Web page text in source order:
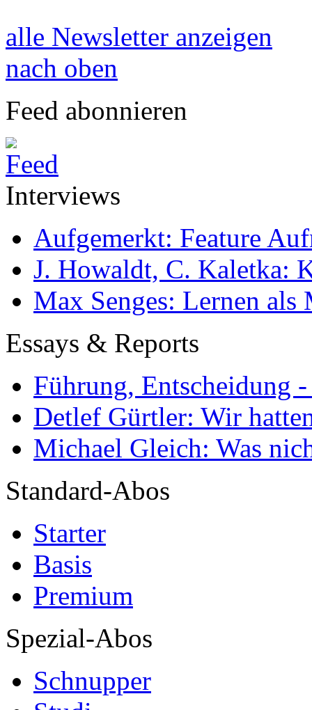
alle Newsletter anzeigen
nach oben
Feed abonnieren
Interviews
Aufgemerkt: Feature
J. Howaldt, C. Kaletka:
Max Senges: Lernen als
Essays & Reports
Führung, Entscheidung
Detlef Gürtler: Wir
Michael Gleich: Was
Standard-Abos
Starter
Basis
Premium
Spezial-Abos
Schnupper